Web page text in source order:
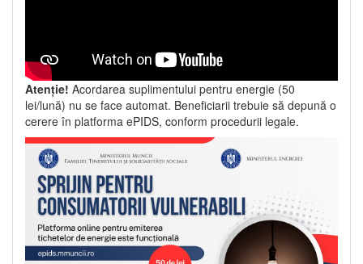
Atenție! Acordarea suplimentului pentru energie (50
lei/lună) nu se face automat. Beneficiarii trebuie să depună o
cerere în platforma ePIDS, conform procedurii legale.